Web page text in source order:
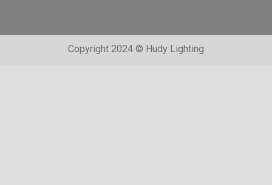
Copyright 2024 © Hudy Lighting